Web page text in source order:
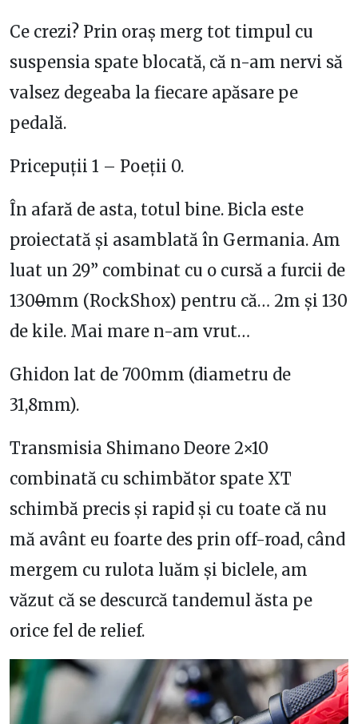
Ce crezi? Prin oraș merg tot timpul cu
suspensia spate blocată, că n-am nervi să
valsez degeaba la fiecare apăsare pe
pedală.
Pricepuții 1 – Poeții 0.
În afară de asta, totul bine. Bicla este
proiectată și asamblată în Germania. Am
luat un 29” combinat cu o cursă a furcii de
1300mm (RockShox) pentru că… 2m și 130
de kile. Mai mare n-am vrut…
Ghidon lat de 700mm (diametru de
31,8mm).
Transmisia Shimano Deore 2×10
combinată cu schimbător spate XT
schimbă precis și rapid și cu toate că nu
mă avânt eu foarte des prin off-road, când
mergem cu rulota luăm și biclele, am
văzut că se descurcă tandemul ăsta pe
orice fel de relief.